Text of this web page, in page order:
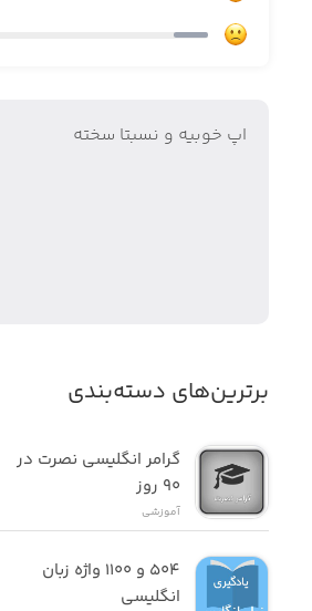
اپ خوبیه و نسبتا سخته
برترین‌های دسته‌بندی
گرامر انگلیسی نصرت در
٩٠ روز
آموزشی
انگلیسی